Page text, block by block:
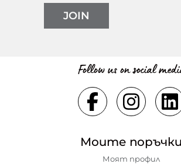
JOIN
Follow us on social
Моите поръчки
Моят профил